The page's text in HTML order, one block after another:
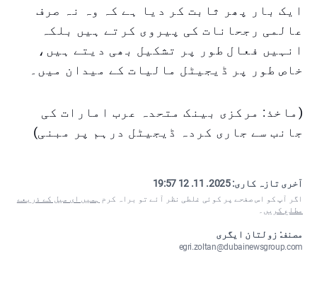
ایک بار پھر ثابت کر دیا ہے کہ وہ نہ صرف
عالمی رجحانات کی پیروی کرتے ہیں بلکہ
انہیں فعال طور پر تشکیل بھی دیتے ہیں،
خاص طور پر ڈیجیٹل مالیات کے میدان میں۔
(ماخذ: مرکزی بینک متحدہ عرب امارات کی
جانب سے جاری کردہ ڈیجیٹل درہم پر مبنی)
آخری تازہ کاری:2025. 11. 12 19:57
اگر آپ کو اس صفحے پر کوئی غلطی نظر آئے تو براہ کرم ہمیں ای میل کے ذریعے
مطلع کریں ۔
مصنف: زولتان ایگری
egri.zoltan@dubainewsgroup.com